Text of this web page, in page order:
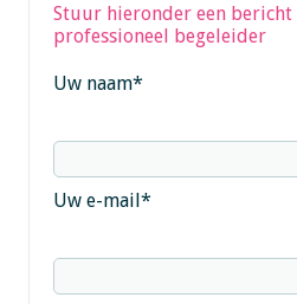
Stuur hieronder een bericht
professioneel begeleider
Uw naam*
Uw e-mail*